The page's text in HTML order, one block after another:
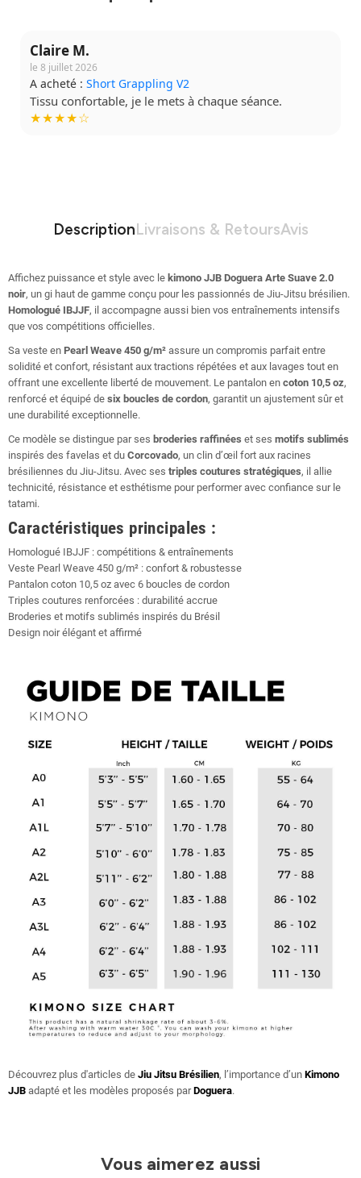
Claire M.
le 8 juillet 2026
A acheté : Short Grappling V2
Tissu confortable, je le mets à chaque séance.
★★★★☆
DescriptionLivraisons & RetoursAvis
Affichez puissance et style avec le kimono JJB Doguera Arte Suave 2.0
noir, un gi haut de gamme conçu pour les passionnés de Jiu-Jitsu brésilien.
Homologué IBJJF, il accompagne aussi bien vos entraînements intensifs
que vos compétitions officielles.
Sa veste en Pearl Weave 450 g/m² assure un compromis parfait entre
solidité et confort, résistant aux tractions répétées et aux lavages tout en
offrant une excellente liberté de mouvement. Le pantalon en coton 10,5 oz,
renforcé et équipé de six boucles de cordon, garantit un ajustement sûr et
une durabilité exceptionnelle.
Ce modèle se distingue par ses broderies raffinées et ses motifs sublimés
inspirés des favelas et du Corcovado, un clin d’œil fort aux racines
brésiliennes du Jiu-Jitsu. Avec ses triples coutures stratégiques, il allie
technicité, résistance et esthétisme pour performer avec confiance sur le
tatami.
Caractéristiques principales :
Homologué IBJJF : compétitions & entraînements
Veste Pearl Weave 450 g/m² : confort & robustesse
Pantalon coton 10,5 oz avec 6 boucles de cordon
Triples coutures renforcées : durabilité accrue
Broderies et motifs sublimés inspirés du Brésil
Design noir élégant et affirmé
Découvrez plus d'articles de Jiu Jitsu Brésilien, l’importance d’un Kimono
JJB adapté et les modèles proposés parDoguera.
Vous aimerez aussi